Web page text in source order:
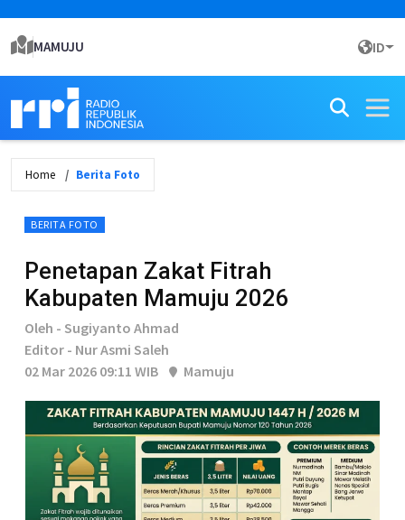
MAMUJU ID
Home Berita Foto
BERITA FOTO
Penetapan Zakat Fitrah
Kabupaten Mamuju 2026
Oleh - Sugiyanto Ahmad
Editor - Nur Asmi Saleh
02 Mar 2026 09:11 WIB
Mamuju